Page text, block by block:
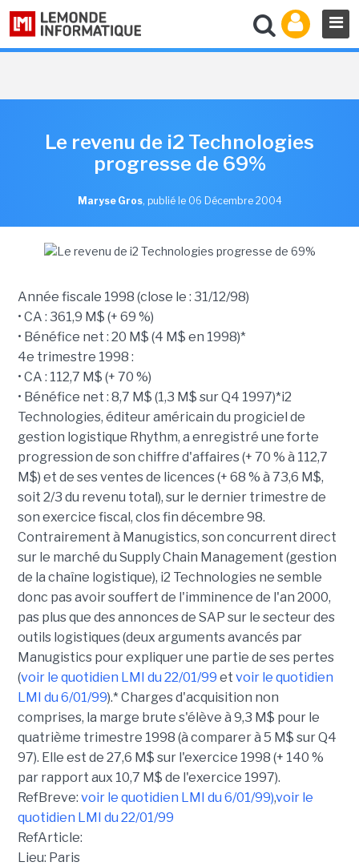
Le revenu de i2 Technologies
progresse de 69%
Maryse Gros, publié le 06 Décembre 2004
Année fiscale 1998 (close le : 31/12/98)
• CA : 361,9 M$ (+ 69 %)
• Bénéfice net : 20 M$ (4 M$ en 1998)*
4e trimestre 1998 :
• CA : 112,7 M$ (+ 70 %)
• Bénéfice net : 8,7 M$ (1,3 M$ sur Q4 1997)*i2
Technologies, éditeur américain du progiciel de
gestion logistique Rhythm, a enregistré une forte
progression de son chiffre d'affaires (+ 70 % à 112,7
M$) et de ses ventes de licences (+ 68 % à 73,6 M$,
soit 2/3 du revenu total), sur le dernier trimestre de
son exercice fiscal, clos fin décembre 98.
Contrairement à Manugistics, son concurrent direct
sur le marché du Supply Chain Management (gestion
de la chaîne logistique), i2 Technologies ne semble
donc pas avoir souffert de l'imminence de l'an 2000,
pas plus que des annonces de SAP sur le secteur des
outils logistiques (deux arguments avancés par
Manugistics pour expliquer une partie de ses pertes
(voir le quotidien LMI du 22/01/99 et voir le quotidien
LMI du 6/01/99).* Charges d'acquisition non
comprises, la marge brute s'élève à 9,3 M$ pour le
quatrième trimestre 1998 (à comparer à 5 M$ sur Q4
97). Elle est de 27,6 M$ sur l'exercice 1998 (+ 140 %
par rapport aux 10,7 M$ de l'exercice 1997).
RefBreve: voir le quotidien LMI du 6/01/99),voir le
quotidien LMI du 22/01/99
RefArticle:
Lieu: Paris